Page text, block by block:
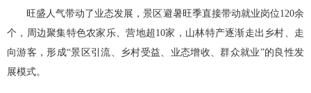
旺盛人气带动了业态发展，景区避暑旺季直接带动就业岗位120余
个，周边聚集特色农家乐、营地超10家，山林特产逐渐走出乡村、走
向游客，形成“景区引流、乡村受益、业态增收、群众就业”的良性发
展模式。